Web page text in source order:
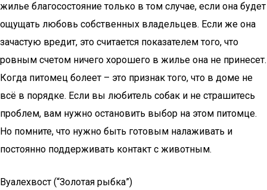
жилье благосостояние только в том случае, если она будет
ощущать любовь собственных владельцев. Если же она
зачастую вредит, это считается показателем того, что
ровным счетом ничего хорошего в жилье она не принесет.
Когда питомец болеет – это признак того, что в доме не
всё в порядке. Если вы любитель собак и не страшитесь
проблем, вам нужно остановить выбор на этом питомце.
Но помните, что нужно быть готовым налаживать и
постоянно поддерживать контакт с животным.
Вуалехвост (“Золотая рыбка”)